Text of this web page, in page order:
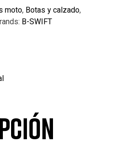
moto, Botas y calzado,
B-SWIFT